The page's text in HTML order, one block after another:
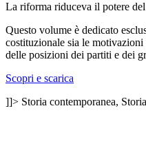
La riforma riduceva il potere
Questo volume è dedicato
costituzionale sia le
delle posizioni dei partiti e dei
Scopri e scarica
]]> Storia contemporanea, Storia